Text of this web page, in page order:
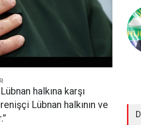
halkına karşı
Lübnan halkının ve